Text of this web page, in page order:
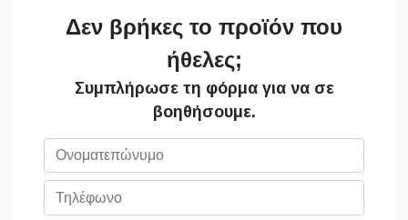
Δεν βρήκες το προϊόν που
ήθελες;
Συμπλήρωσε τη φόρμα για να σε
βοηθήσουμε.